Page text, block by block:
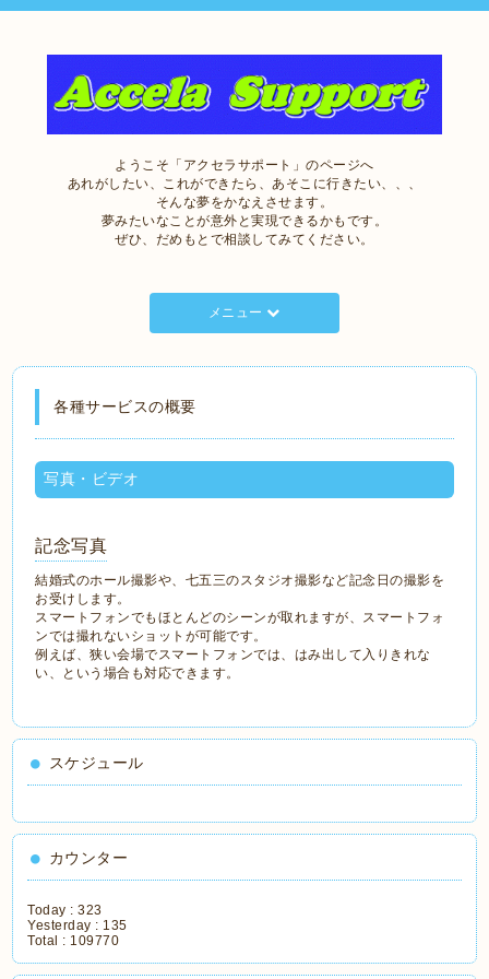
ようこそ「アクセラサポート」のページへ
あれがしたい、これができたら、あそこに行きたい、、、
そんな夢をかなえさせます。
夢みたいなことが意外と実現できるかもです。
ぜひ、だめもとで相談してみてください。
メニュー
各種サービスの概要
写真・ビデオ
記念写真
結婚式のホール撮影や、七五三のスタジオ撮影など記念日の撮影を
お受けします。
スマートフォンでもほとんどのシーンが取れますが、スマートフォ
ンでは撮れないショットが可能です。
例えば、狭い会場でスマートフォンでは、はみ出して入りきれな
い、という場合も対応できます。
スケジュール
カウンター
Today :323
Yesterday : 135
Total : 109770